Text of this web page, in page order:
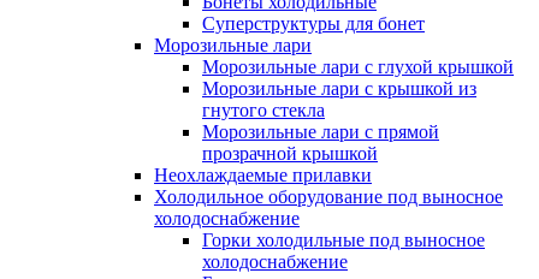
Суперструктуры для бонет
Морозильные лари
Морозильные лари с глухой крышкой
Морозильные лари с крышкой из
гнутого стекла
Морозильные лари с прямой
прозрачной крышкой
Неохлаждаемые прилавки
Холодильное оборудование под выносное
холодоснабжение
Горки холодильные под выносное
холодоснабжение